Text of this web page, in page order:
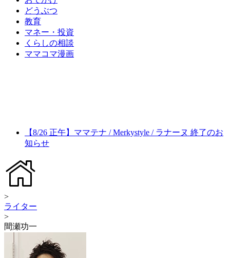
どうぶつ
教育
マネー・投資
くらしの相談
ママコマ漫画
【8/26 正午】ママテナ / Merkystyle / ラナーヌ 終了のお
知らせ
>
ライター
>
間瀬功一